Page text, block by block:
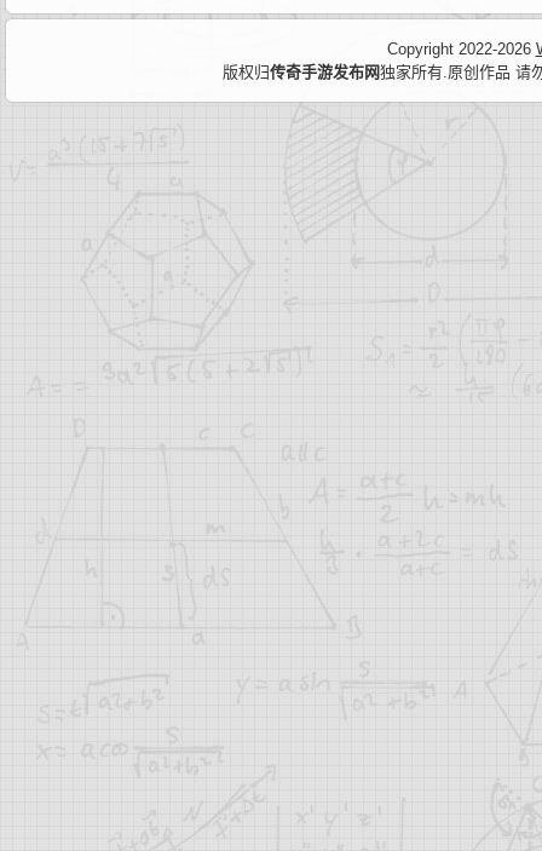
Copyright 2022-2026
版权归传奇手游发布网独家所有.原创作品 请